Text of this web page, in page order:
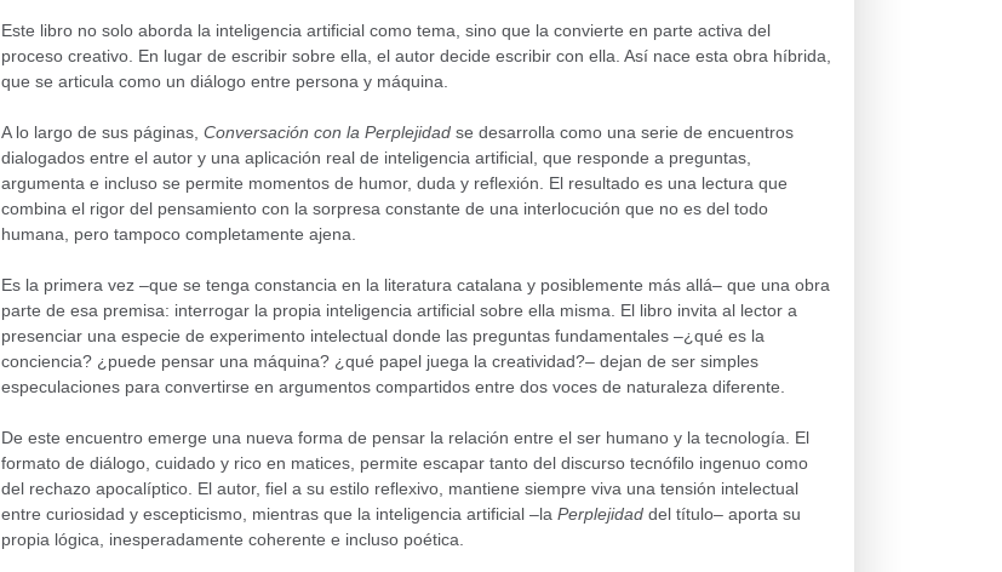
Este libro no solo aborda la inteligencia artificial como tema, sino que la convierte en parte activa del
proceso creativo. En lugar de escribir sobre ella, el autor decide escribir con ella. Así nace esta obra híbrida,
que se articula como un diálogo entre persona y máquina.
A lo largo de sus páginas, Conversación con la Perplejidadse desarrolla como una serie de encuentros
dialogados entre el autor y una aplicación real de inteligencia artificial, que responde a preguntas,
argumenta e incluso se permite momentos de humor, duda y reflexión. El resultado es una lectura que
combina el rigor del pensamiento con la sorpresa constante de una interlocución que no es del todo
humana, pero tampoco completamente ajena.
Es la primera vez –que se tenga constancia en la literatura catalana y posiblemente más allá– que una obra
parte de esa premisa: interrogar la propia inteligencia artificial sobre ella misma. El libro invita al lector a
presenciar una especie de experimento intelectual donde las preguntas fundamentales –¿qué es la
conciencia? ¿puede pensar una máquina? ¿qué papel juega la creatividad?– dejan de ser simples
especulaciones para convertirse en argumentos compartidos entre dos voces de naturaleza diferente.
De este encuentro emerge una nueva forma de pensar la relación entre el ser humano y la tecnología. El
formato de diálogo, cuidado y rico en matices, permite escapar tanto del discurso tecnófilo ingenuo como
del rechazo apocalíptico. El autor, fiel a su estilo reflexivo, mantiene siempre viva una tensión intelectual
entre curiosidad y escepticismo, mientras que la inteligencia artificial –la Perplejidaddel título– aporta su
propia lógica, inesperadamente coherente e incluso poética.